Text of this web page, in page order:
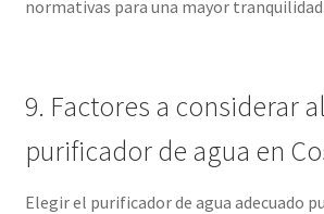
normativas para una mayor tranquilidad.
9. Factores a considerar
purificador de agua en
Elegir el purificador de agua adecuado